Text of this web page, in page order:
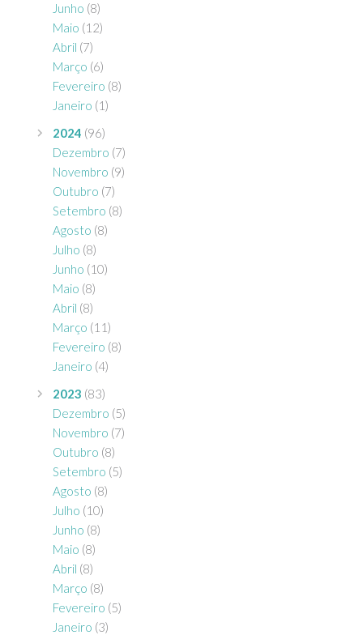
Junho (8)
Maio (12)
Abril (7)
Março (6)
Fevereiro (8)
Janeiro (1)
2024 (96)
Dezembro (7)
Novembro (9)
Outubro (7)
Setembro (8)
Agosto (8)
Julho (8)
Junho (10)
Maio (8)
Abril (8)
Março (11)
Fevereiro (8)
Janeiro (4)
2023 (83)
Dezembro (5)
Novembro (7)
Outubro (8)
Setembro (5)
Agosto (8)
Julho (10)
Junho (8)
Maio (8)
Abril (8)
Março (8)
Fevereiro (5)
Janeiro (3)